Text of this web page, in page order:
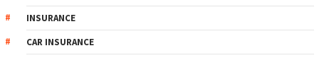
INSURANCE
CAR INSURANCE